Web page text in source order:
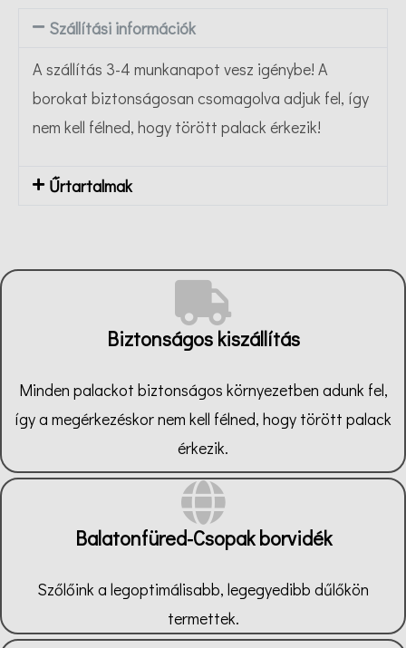
Szállítási információk
A szállítás 3-4 munkanapot vesz igénybe! A
borokat biztonságosan csomagolva adjuk fel, így
nem kell félned, hogy törött palack érkezik!
Űrtartalmak
Biztonságos kiszállítás
Minden palackot biztonságos környezetben adunk fel,
így a megérkezéskor nem kell félned, hogy törött palack
érkezik.
Balatonfüred-Csopak borvidék
Szőlőink a legoptimálisabb, legegyedibb dűlőkön
termettek.